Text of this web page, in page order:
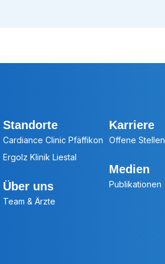
Standorte
Cardiance Clinic Pfäffikon
Ergolz Klinik Liestal
Über uns
Team & Ärzte
Karriere
Offene Stellen
Medien
Publikationen